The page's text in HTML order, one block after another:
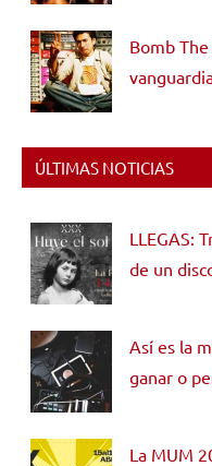
Bomb
ÚLTIMAS NOTICIAS
LLEGAS:
de un
Así es la
ganar o
La MUM